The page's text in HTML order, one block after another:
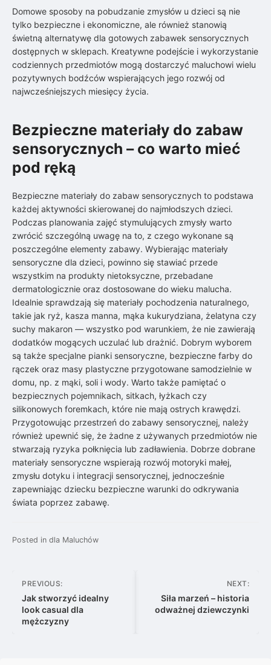
Domowe sposoby na pobudzanie zmysłów u dzieci są nie
tylko bezpieczne i ekonomiczne, ale również stanowią
świetną alternatywę dla gotowych zabawek sensorycznych
dostępnych w sklepach. Kreatywne podejście i wykorzystanie
codziennych przedmiotów mogą dostarczyć maluchowi wielu
pozytywnych bodźców wspierających jego rozwój od
najwcześniejszych miesięcy życia.
Bezpieczne materiały do zabaw
sensorycznych – co warto mieć
pod ręką
Bezpieczne materiały do zabaw sensorycznych to podstawa
każdej aktywności skierowanej do najmłodszych dzieci.
Podczas planowania zajęć stymulujących zmysły warto
zwrócić szczególną uwagę na to, z czego wykonane są
poszczególne elementy zabawy. Wybierając materiały
sensoryczne dla dzieci, powinno się stawiać przede
wszystkim na produkty nietoksyczne, przebadane
dermatologicznie oraz dostosowane do wieku malucha.
Idealnie sprawdzają się materiały pochodzenia naturalnego,
takie jak ryż, kasza manna, mąka kukurydziana, żelatyna czy
suchy makaron — wszystko pod warunkiem, że nie zawierają
dodatków mogących uczulać lub drażnić. Dobrym wyborem
są także specjalne pianki sensoryczne, bezpieczne farby do
rączek oraz masy plastyczne przygotowane samodzielnie w
domu, np. z mąki, soli i wody. Warto także pamiętać o
bezpiecznych pojemnikach, sitkach, łyżkach czy
silikonowych foremkach, które nie mają ostrych krawędzi.
Przygotowując przestrzeń do zabawy sensorycznej, należy
również upewnić się, że żadne z używanych przedmiotów nie
stwarzają ryzyka połknięcia lub zadławienia. Dobrze dobrane
materiały sensoryczne wspierają rozwój motoryki małej,
zmysłu dotyku i integracji sensorycznej, jednocześnie
zapewniając dziecku bezpieczne warunki do odkrywania
świata poprzez zabawę.
Posted in dla Maluchów
Nawigacja
wpisu
PREVIOUS:
Jak stworzyć idealny
look casual dla
mężczyzny
NEXT:
Siła marzeń – historia
odważnej dziewczynki